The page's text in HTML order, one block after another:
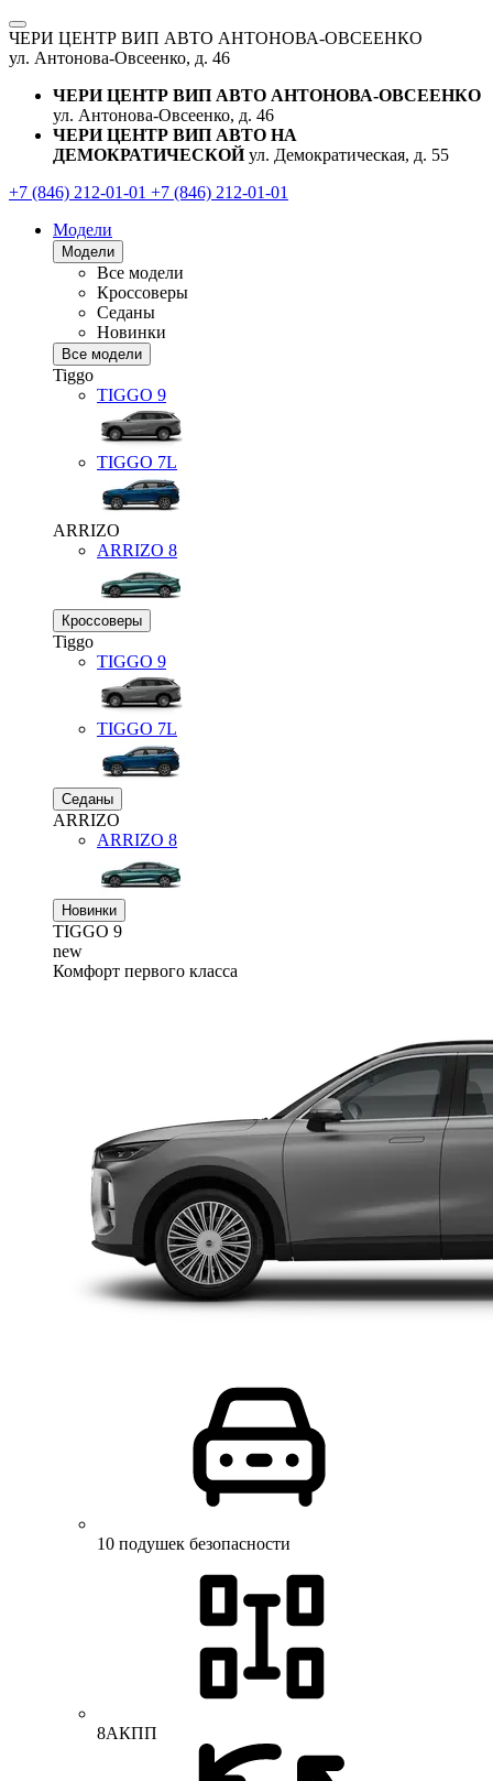
ЧЕРИ ЦЕНТР ВИП АВТО АНТОНОВА-ОВСЕЕНКО
ул. Антонова-Овсеенко, д. 46
ЧЕРИ ЦЕНТР ВИП АВТО АНТОНОВА-ОВСЕЕНКО
ул. Антонова-Овсеенко, д. 46
ЧЕРИ ЦЕНТР ВИП АВТО НА
ДЕМОКРАТИЧЕСКОЙ ул. Демократическая, д. 55
+7 (846) 212-01-01 +7 (846) 212-01-01
Модели
Модели
Все модели
Кроссоверы
Седаны
Новинки
Все модели
Tiggo
TIGGO 9
TIGGO 7L
ARRIZO
ARRIZO 8
Кроссоверы
Tiggo
TIGGO 9
TIGGO 7L
Седаны
ARRIZO
ARRIZO 8
Новинки
TIGGO 9
new
Комфорт первого класса
10 подушек безопасности
8АКПП